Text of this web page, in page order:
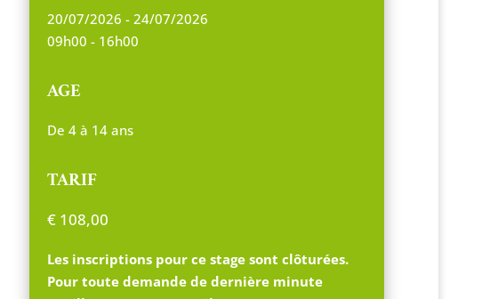
20/07/2026 - 24/07/2026
09h00 - 16h00
AGE
De 4 à 14 ans
TARIF
€108,00
Les inscriptions pour ce stage sont clôturées.
Pour toute demande de dernière minute